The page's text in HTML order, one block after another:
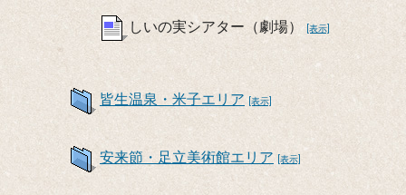
しいの実シアター（劇場） [表示]
皆生温泉・米子エリア [表示]
安来節・足立美術館エリア [表示]